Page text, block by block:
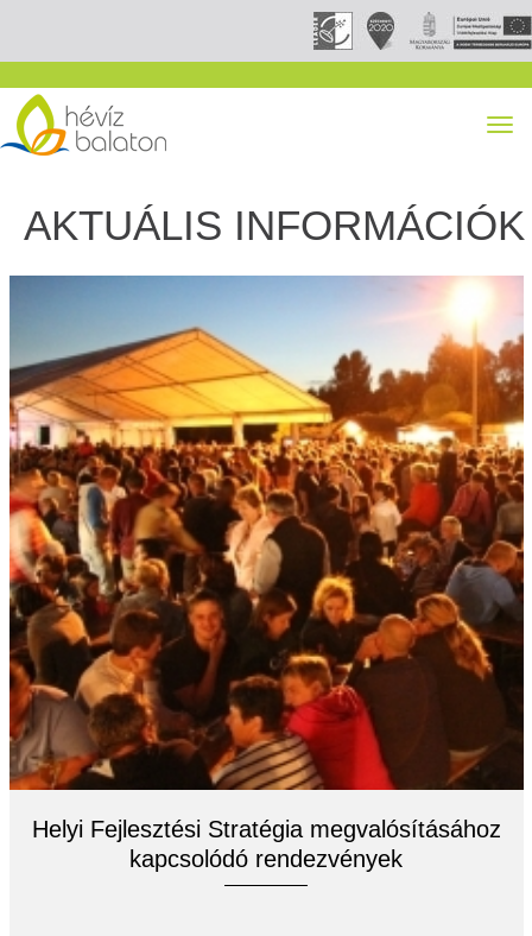
AKTUÁLIS INFORMÁCIÓK
Helyi Fejlesztési Stratégia megvalósításához
kapcsolódó rendezvények